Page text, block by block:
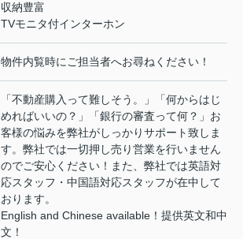
収納豊富
TVモニタ付インターホン
物件内覧時にご担当者へお尋ねください！
「不動産購入って難しそう。」「何からはじ
めればいいの？」「銀行の審査って何？」お
客様の悩みを弊社がしっかりサポート致しま
す。弊社では一切押し売り営業を行いません
のでご安心ください！また、弊社では英語対
応スタッフ・中国語対応スタッフが在中して
おります。
English and Chinese available！提供英文和中
文！